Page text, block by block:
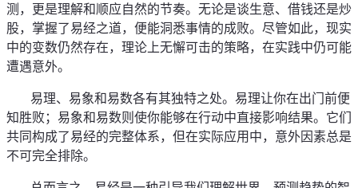
测，更是理解和顺应自然的节奏。无论是谈生意、借钱还是炒
股，掌握了易经之道，便能洞悉事情的成败。尽管如此，现实
中的变数仍然存在，理论上无懈可击的策略，在实践中仍可能
遭遇意外。
知胜败；易象和易数则使你能够在行动中直接影响结果。它们
共同构成了易经的完整体系，但在实际应用中，意外因素总是
不可完全排除。